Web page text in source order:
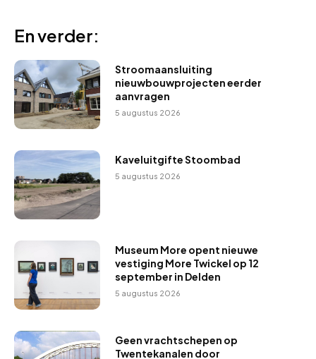
En verder:
Stroomaansluiting
nieuwbouwprojecten eerder
aanvragen
5 augustus 2026
Kaveluitgifte Stoombad
5 augustus 2026
Museum More opent nieuwe
vestiging More Twickel op 12
september in Delden
5 augustus 2026
Geen vrachtschepen op
Twentekanalen door